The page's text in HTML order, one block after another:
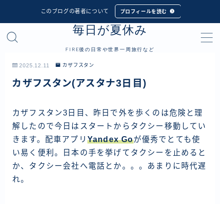
このブログの著者について プロフィールを読む
毎日が夏休み
FIRE後の日常や世界一周旅行など
MENU
プロフィール
フィリピン
インドネシア
マレーシア
2025.12.11 カザフスタン
カザフスタン(アスタナ3日目)
カザフスタン3日目、昨日で外を歩くのは危険と理
解したので今日はスタートからタクシー移動してい
きます。配車アプリ Yandex Goが優秀でとても使
い易く便利。日本の手を挙げてタクシーを止めると
か、タクシー会社へ電話とか。。。あまりに時代遅
れ。